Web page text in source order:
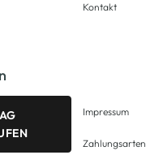
Kontakt
Impressum
Zahlungsarten